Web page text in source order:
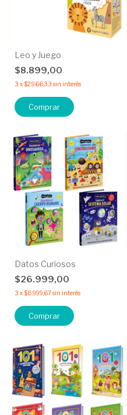
Leo y Juego
$8.899,00
3 x$2.966,33 sin interés
Comprar
Datos Curiosos
$26.999,00
3 x$8.999,67sin interés
Comprar